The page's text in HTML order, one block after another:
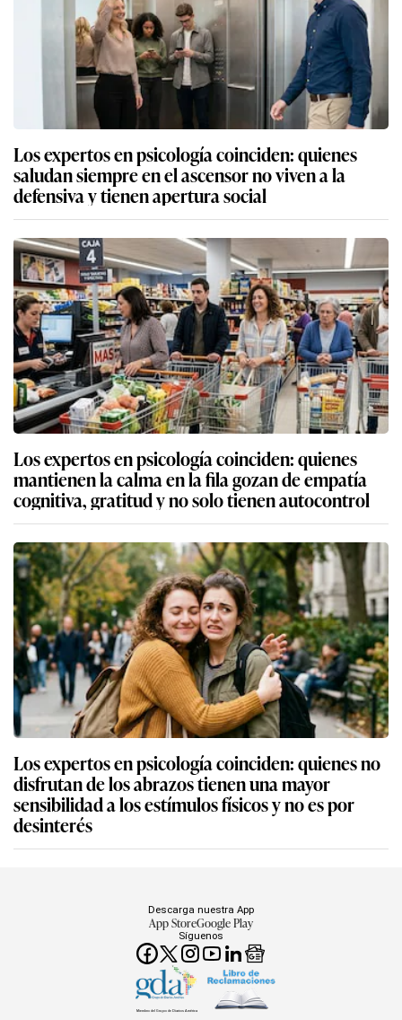
Los expertos en psicología coinciden: quienes
saludan siempre en el ascensor no viven a la
defensiva y tienen apertura social
Los expertos en psicología coinciden: quienes
mantienen la calma en la fila gozan de empatía
cognitiva, gratitud y no solo tienen autocontrol
Los expertos en psicología coinciden: quienes no
disfrutan de los abrazos tienen una mayor
sensibilidad a los estímulos físicos y no es por
desinterés
Síguenos
Descarga nuestra App
App StoreGoogle Play
Miembro del Grupo de Diarios América